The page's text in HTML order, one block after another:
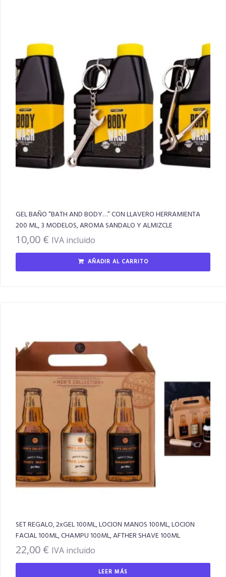
GEL BAÑO “BATH AND BODY…” CON LLAVERO HERRAMIENTA
200 ML, 3 MODELOS, AROMA SANDALO Y ALMIZCLE
10,00 € IVA incluido
AÑADIR AL CARRITO
SET REGALO, 2xGEL 100ML, LOCION MANOS 100ML, LOCION
FACIAL 100ML, CHAMPU 100ML, AFTHER SHAVE 100ML
22,00 € IVA incluido
LEER MÁS